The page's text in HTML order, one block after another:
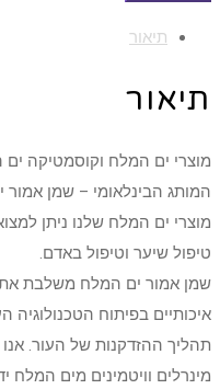
תיאור
תיאור
מוצרי ים המלח וקוסמטיקה
המותג הבינלאומי – שמן אמור
מוצרי ים המלח שלנו ניתן
טיפול שיער וטיפול באדם.
שמן אמור ים המלח משלבת את
איכותיים בפיתוח הטכנולוגיה
תהליך ההזדקנות של העור.
מינרלים וויטמינים מים